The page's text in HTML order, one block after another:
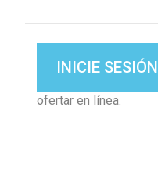
INICIE SESIÓN
ofertar en línea.